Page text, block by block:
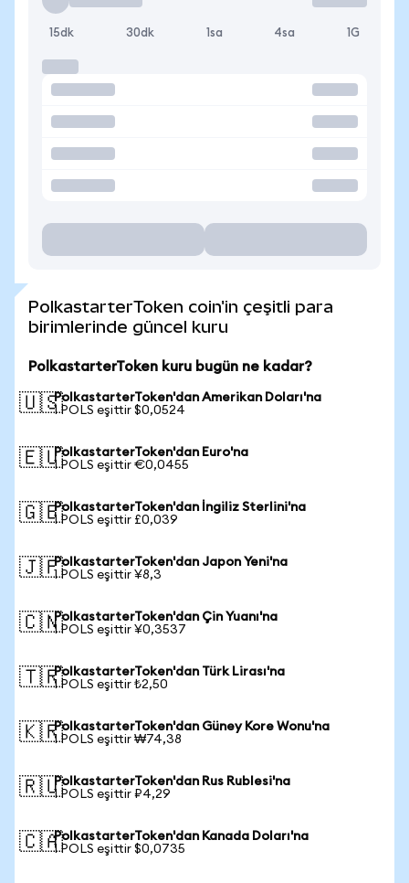
15dk 30dk 1sa 4sa 1G
PolkastarterToken coin'in çeşitli para
birimlerinde güncel kuru
PolkastarterToken kuru bugün ne kadar?
🇺🇸PolkastarterToken'dan Amerikan Doları'na
1 POLS eşittir $0,0524
🇪🇺PolkastarterToken'dan Euro'na
1 POLS eşittir €0,0455
🇬🇧PolkastarterToken'dan İngiliz Sterlini'na
1 POLS eşittir £0,039
🇯🇵PolkastarterToken'dan Japon Yeni'na
1 POLS eşittir ¥8,3
🇨🇳PolkastarterToken'dan Çin Yuanı'na
1 POLS eşittir ¥0,3537
🇹🇷PolkastarterToken'dan Türk Lirası'na
1 POLS eşittir ₺2,50
🇰🇷PolkastarterToken'dan Güney Kore Wonu'na
1 POLS eşittir ₩74,38
🇷🇺PolkastarterToken'dan Rus Rublesi'na
1 POLS eşittir ₽4,29
🇨🇦PolkastarterToken'dan Kanada Doları'na
1 POLS eşittir $0,0735